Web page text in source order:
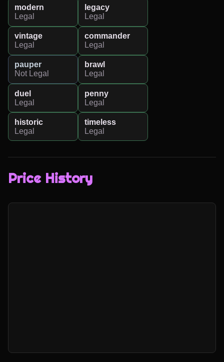
modern
Legal
legacy
Legal
vintage
Legal
commander
Legal
pauper
Not Legal
brawl
Legal
duel
Legal
penny
Legal
historic
Legal
timeless
Legal
Price History